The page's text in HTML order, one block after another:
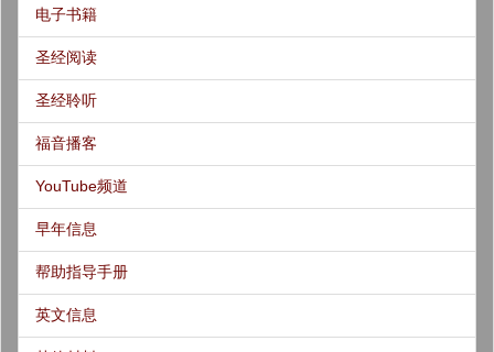
电子书籍
圣经阅读
圣经聆听
福音播客
YouTube频道
早年信息
帮助指导手册
英文信息